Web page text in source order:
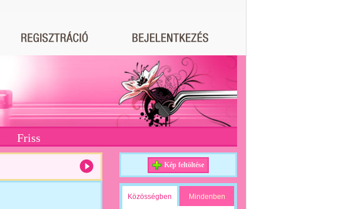
Friss
Kép feltöltése
Közösségben Mindenben